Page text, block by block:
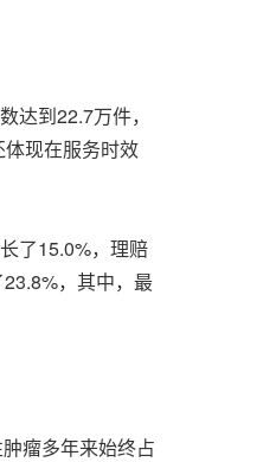
达到22.7万件，
现在服务时效
了15.0%，理赔
，其中，最
瘤多年来始终占